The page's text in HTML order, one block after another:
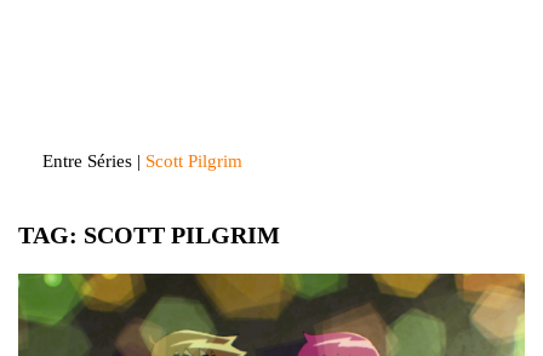
Entre Séries | Scott Pilgrim
TAG: SCOTT PILGRIM